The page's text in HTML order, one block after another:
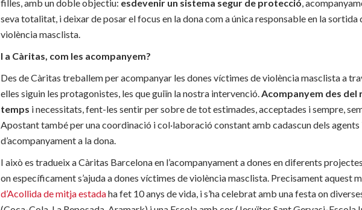
filles, amb un doble objectiu: esdevenir un sistema segur de protecció ,
seva totalitat, i deixar de posar el focus en la dona com a única responsable en la sortida
violència masclista.
I a Càritas, com les acompanyem?
Des de Càritas treballem per acompanyar les dones víctimes de violència masclista a
elles siguin les protagonistes, les que guiïn la nostra intervenció. Acompanyem des del
temps i necessitats, fent-les sentir per sobre de tot estimades, acceptades i sempre,
Apostant també per una coordinació i col·laboració constant amb cadascun dels
d’acompanyament a la dona.
I això es tradueix a Càritas Barcelona en l’acompanyament a dones en diferents
on específicament s’ajuda a dones víctimes de violència masclista. Precisament aquest
d’Acollida de mitja estadaha fet 10 anys de vida, i s’ha celebrat amb una festa on